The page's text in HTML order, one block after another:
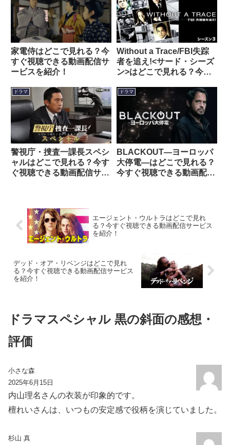
家電侍はどこで見れる？今
すぐ視聴できる動画配信サ
ービスを紹介！
Without a Trace/FBI失踪
者を追え!<サード・シーズ
ン>はどこで見れる？今す
ビスを紹介！
ドラマ
警視庁・捜査一課長スペシ
ャルはどこで見れる？今す
ぐ視聴できる動画配信サー
ドラマ
BLACKOUT―ヨーロッパ
大停電―はどこで見れる？
今すぐ視聴できる動画配信
エージェント・ウルトラはどこで見れ
る？今すぐ視聴できる動画配信サービス
を紹介！
デッド・オア・リベンジはどこで見れ
る？今すぐ視聴できる動画配信サービス
を紹介！
ドラマスペシャル 黒の斜面の感想・
評価
小さな森
2025年6月15日
内山理名さんの衣装が印象的です。
檀れいさんは、いつもの安定感で役柄を演じていました。
杉山 真